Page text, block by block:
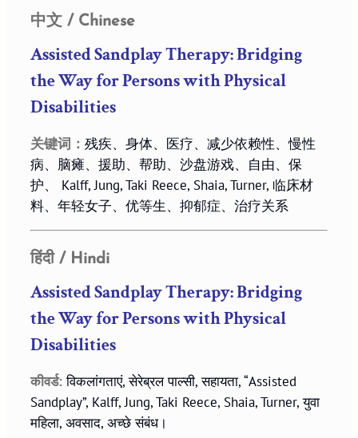
中文 / Chinese
Assisted Sandplay Therapy: Bridging
the Way for Persons with Physical
Disabilities
关键词： 残疾、身体、医疗、减少依赖性、慢性
病、脑瘫、援助、帮助、沙盘游戏、自由、保
护、 Kalff, Jung, Taki Reece, Shaia, Turner, 临床材
料、年轻女子、优等生、抑郁症、治疗关系
हिंदी / Hindi
Assisted Sandplay Therapy: Bridging
the Way for Persons with Physical
Disabilities
कीवर्ड: विकलांगताएं, सेरेब्रल पाल्सी, सहायता, “Assisted
Sandplay”, Kalff, Jung, Taki Reece, Shaia, Turner, युवा
महिला, अवसाद, अच्छे संबंध।